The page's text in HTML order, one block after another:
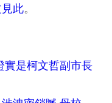
此。
實是柯文哲副市長